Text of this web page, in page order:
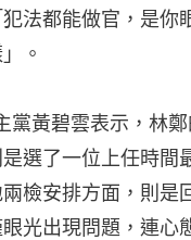
犯法都能做官，是
。
黨黃碧雲表示，林
是選了一位上任時
檢安排方面，則是
光出現問題，連心